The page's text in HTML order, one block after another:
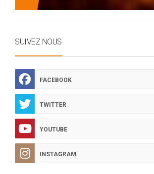
SUIVEZ NOUS
FACEBOOK
TWITTER
YOUTUBE
INSTAGRAM